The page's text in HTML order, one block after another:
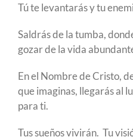
Tú te levantarás y tu
Saldrás de la tumba,
gozar de la vida
En el Nombre de Cristo,
que imaginas, llegarás al
para ti.
Tus sueños vivirán. Tu